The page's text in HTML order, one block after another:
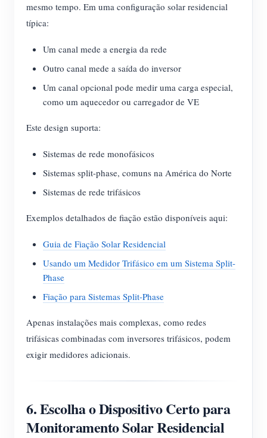
mesmo tempo. Em uma configuração solar residencial
típica:
Um canal mede a energia da rede
Outro canal mede a saída do inversor
Um canal opcional pode medir uma carga especial,
como um aquecedor ou carregador de VE
Este design suporta:
Sistemas de rede monofásicos
Sistemas split-phase, comuns na América do Norte
Sistemas de rede trifásicos
Exemplos detalhados de fiação estão disponíveis aqui:
Guia de Fiação Solar Residencial
Usando um Medidor Trifásico em um Sistema Split-
Phase
Fiação para Sistemas Split-Phase
Apenas instalações mais complexas, como redes
trifásicas combinadas com inversores trifásicos, podem
exigir medidores adicionais.
6. Escolha o Dispositivo Certo para
Monitoramento Solar Residencial